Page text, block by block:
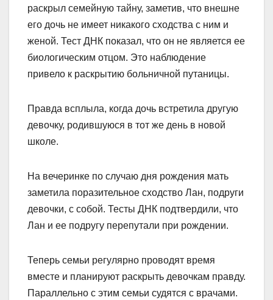
раскрыл семейную тайну, заметив, что внешне
его дочь не имеет никакого сходства с ним и
женой. Тест ДНК показал, что он не является ее
биологическим отцом. Это наблюдение
привело к раскрытию больничной путаницы.
Правда всплыла, когда дочь встретила другую
девочку, родившуюся в тот же день в новой
школе.
На вечеринке по случаю дня рождения мать
заметила поразительное сходство Лан, подруги
девочки, с собой. Тесты ДНК подтвердили, что
Лан и ее подругу перепутали при рождении.
Теперь семьи регулярно проводят время
вместе и планируют раскрыть девочкам правду.
Параллельно с этим семьи судятся с врачами.